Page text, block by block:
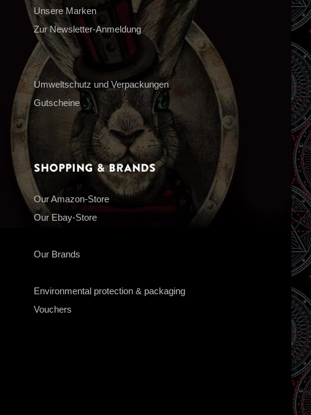
Unsere Marken
Zur Newsletter-Anmeldung
Umweltschutz und Verpackungen
Gutscheine
Shopping & Brands
Our Amazon-Store
Our Ebay-Store
Our Brands
Environmental protection & packaging
Vouchers